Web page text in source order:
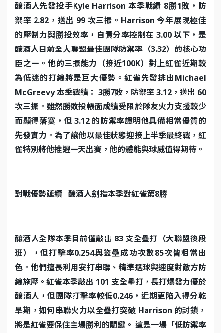
釀酒人先發投手Kyle Harrison 本季戰績 8勝1敗，防
禦率 2.82，送出 99 次三振。Harrison 今年展現極佳
的壓制力與勝投效率，自責分率控制在 3.00 以下，是
釀酒人目前全大聯盟最佳團隊防禦率（3.32）的核心功
臣之一。他的三振能力（接近100K）對上紅雀近期較
為低迷的打線將是巨大優勢。紅雀先發排出Michael
McGreevy 本季戰績： 3勝7敗，防禦率 3.12，送出 60
次三振。雖然勝敗投帳面成績受限於隊友火力支援較少
而顯得落寞，但 3.12 的防禦率證明他具備相當優質的
先發實力。為了讓他以最佳狀態迎接上半季最終戰，紅
雀特別將他推遲一天出賽，他的體能與球威值得期待。
對戰優勢延續 釀酒人劍指本季對紅雀第8勝
釀酒人全隊本季目前僅敲出 83 支全壘打（大聯盟後段
班），但打擊率0.254與盜壘成功次數85次皆相當出
色。他們擅長利用安打串聯、精準選球與速度對敵方防
線施壓。紅雀本季敲出 101 支全壘打，長打爆發力優於
釀酒人，但團隊打擊率較低0.246，近期更陷入得分乾
旱期，如何串聯火力以全壘打突破 Harrison 的封鎖，
將是紅雀要保住主場勝利的關鍵。 這是一場「低防禦率